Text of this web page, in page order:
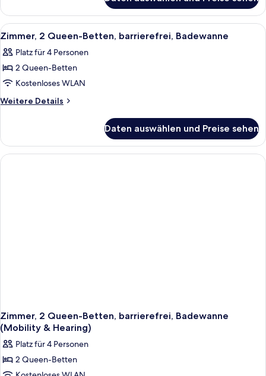
2 Queen-
Betten
Alle
Fotos
für
Zimmer,
2 Queen-
Betten,
anzeigen
Ein modernes Zimmer mit einem
3
Zimmer, 2 Queen-Betten, barrierefrei, Badewanne
Platz für 4 Personen
2 Queen-Betten
Kostenloses WLAN
Weitere Details
Weitere
2 Queen-
Betten,
barrierefrei,
Daten auswählen und Preise sehen
Zimmer, 2 Queen-Betten, barrierefrei, Badewanne
(Mobility & Hearing)
Platz für 4 Personen
2 Queen-Betten